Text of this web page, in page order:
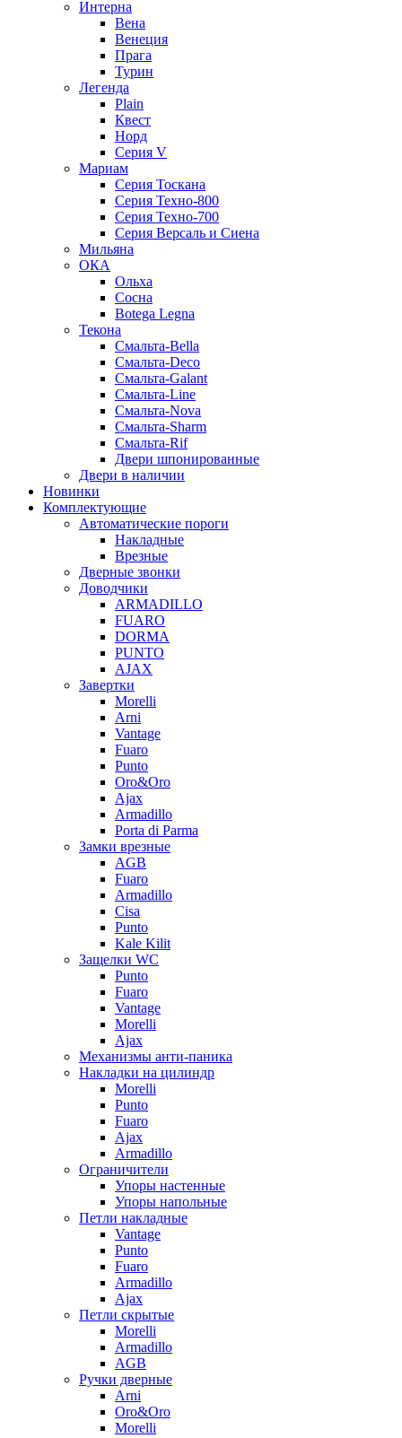
Интерна
Вена
Венеция
Прага
Турин
Легенда
Plain
Квест
Норд
Cерия V
Мариам
Серия Тоскана
Серия Техно-800
Серия Техно-700
Серия Версаль и Сиена
Мильяна
ОКА
Ольха
Сосна
Botega Legna
Текона
Смальта-Bella
Смальта-Deco
Смальта-Galant
Смальта-Line
Смальта-Nova
Смальта-Sharm
Смальта-Rif
Двери шпонированные
Двери в наличии
Новинки
Комплектующие
Автоматические пороги
Накладные
Врезные
Дверные звонки
Доводчики
ARMADILLO
FUARO
DORMA
PUNTO
AJAX
Завертки
Morelli
Arni
Vantage
Fuaro
Punto
Oro&Oro
Ajax
Armadillo
Porta di Parma
Замки врезные
AGB
Fuaro
Armadillo
Cisa
Punto
Kale Kilit
Защелки WC
Punto
Fuaro
Vantage
Morelli
Ajax
Механизмы анти-паника
Накладки на цилиндр
Morelli
Punto
Fuaro
Ajax
Armadillo
Ограничители
Упоры настенные
Упоры напольные
Петли накладные
Vantage
Punto
Fuaro
Armadillo
Ajax
Петли скрытые
Morelli
Armadillo
AGB
Ручки дверные
Arni
Oro&Oro
Morelli